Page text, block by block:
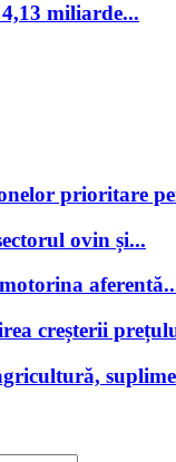
miliarde...
prioritare
ovin și...
creșterii